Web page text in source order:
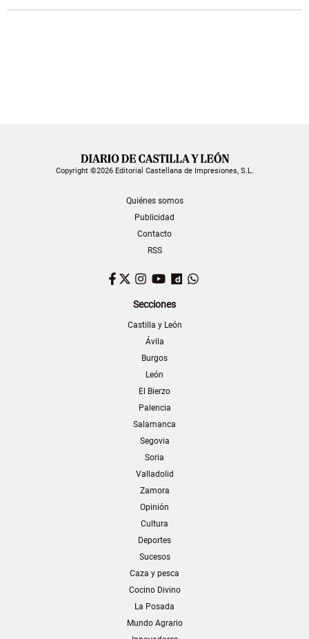
Copyright ©2026 Editorial Castellana de Impresiones, S.L.
Quiénes somos
Publicidad
Contacto
RSS
Facebook
TwitterInstagram
YouTubeDailymotion
Secciones
Castilla y León
Ávila
Burgos
León
El Bierzo
Palencia
Salamanca
Segovia
Soria
Valladolid
Zamora
Opinión
Cultura
Deportes
Sucesos
Caza y pesca
Cocino Divino
La Posada
Mundo Agrario